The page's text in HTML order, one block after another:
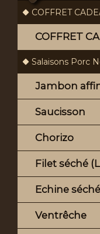
COFFRET
COFFRET
Salaisons Porc
Jambon
Saucisson
Chorizo
Filet séché
Echine
Ventrêche